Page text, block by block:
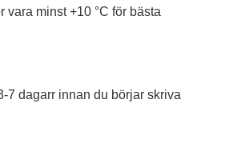
vara minst +10 °C för bästa